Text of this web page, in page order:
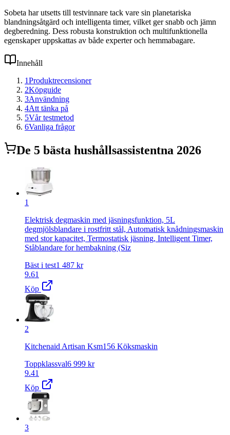
Sobeta har utsetts till testvinnare tack vare sin planetariska
blandningsåtgärd och intelligenta timer, vilket ger snabb och jämn
degberedning. Dess robusta konstruktion och multifunktionella
egenskaper uppskattas av både experter och hemmabagare.
Innehåll
1Produktrecensioner
2Köpguide
3Användning
4Att tänka på
5Vår testmetod
6Vanliga frågor
De 5 bästa hushållsassistentna 2026
1
Elektrisk degmaskin med jäsningsfunktion, 5L
degmjölsblandare i rostfritt stål, Automatisk knådningsmaskin
med stor kapacitet, Termostatisk jäsning, Intelligent Timer,
Ståblandare for hembakning (Siz
Bäst i test1 487 kr
9.61
Köp
2
Kitchenaid Artisan Ksm156 Köksmaskin
Toppklassval6 999 kr
9.41
Köp
3